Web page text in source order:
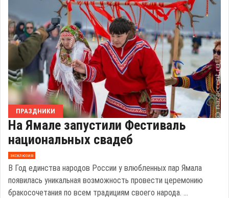
ПРАЗДНИКИ
На Ямале запустили Фестиваль
национальных свадеб
эксклюзив
В Год единства народов России у влюбленных пар Ямала
появилась уникальная возможность провести церемонию
бракосочетания по всем традициям своего народа. ...